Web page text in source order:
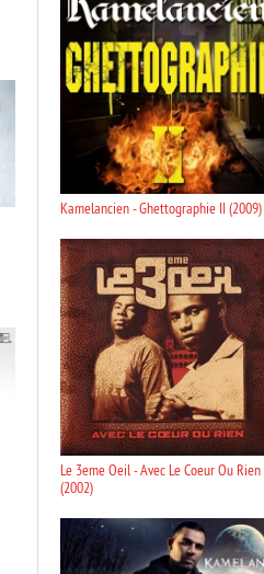
Kamelancien - Ghettographie II (2009)
Le 3eme Oeil - Avec Le Coeur Ou Rien
(2002)